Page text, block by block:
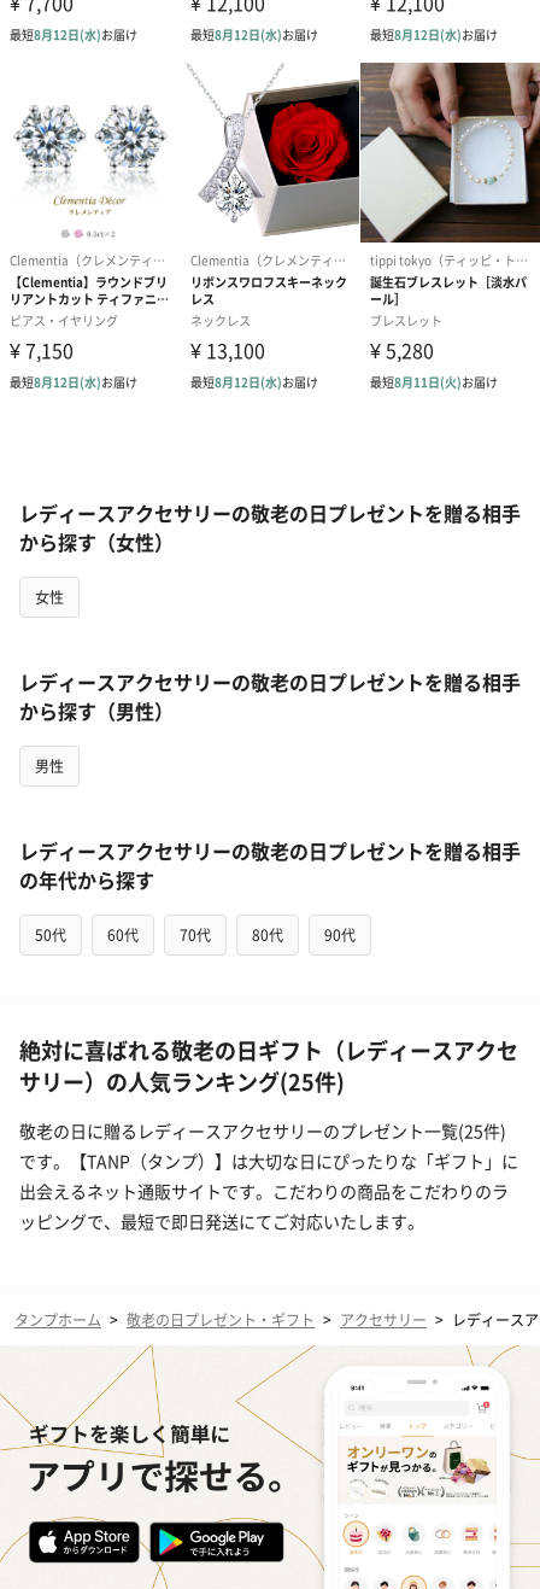
レディースアクセサリーの敬老の日プレゼントを贈る相手
から探す（女性）
女性
レディースアクセサリーの敬老の日プレゼントを贈る相手
から探す（男性）
男性
レディースアクセサリーの敬老の日プレゼントを贈る相手
の年代から探す
50代 60代 70代 80代 90代
絶対に喜ばれる敬老の日ギフト（レディースアクセ
サリー）の人気ランキング(25件)
敬老の日に贈るレディースアクセサリーのプレゼント一覧(25件)
です。【TANP（タンプ）】は大切な日にぴったりな「ギフト」に
出会えるネット通販サイトです。こだわりの商品をこだわりのラ
ッピングで、最短で即日発送にてご対応いたします。
タンプホーム > 敬老の日プレゼント・ギフト > アクセサリー > レディース